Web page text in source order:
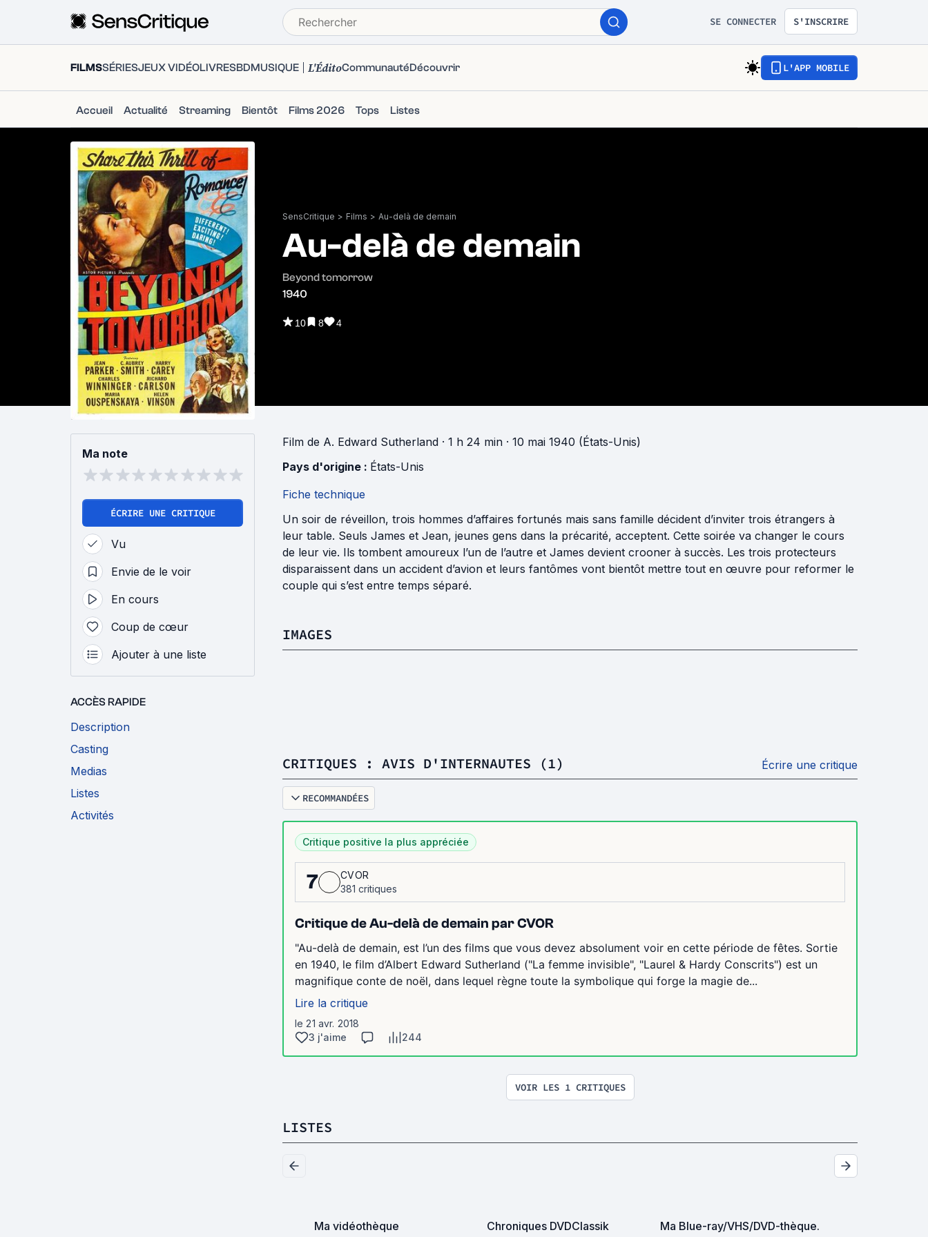
SE CONNECTER S'INSCRIRE
FILMSSÉRIESJEUX VIDÉOLIVRESBDMUSIQUE L'ÉditoCommunautéDécouvrir L'APP MOBILE
Accueil Actualité Streaming Bientôt Films 2026 Tops Listes
SensCritique > Films > Au-delà de demain
Au-delà de demain
Beyond tomorrow
1940
10 8 4
Ma note
ÉCRIRE UNE CRITIQUE
Vu
Envie de le voir
En cours
Coup de cœur
Ajouter à une liste
ACCÈS RAPIDE
Description
Casting
Medias
Listes
Activités
Film de A. Edward Sutherland · 1 h 24 min · 10 mai 1940 (États-Unis)
Pays d'origine : États-Unis
Fiche technique
Un soir de réveillon, trois hommes d’affaires fortunés mais sans famille décident d’inviter trois étrangers à
leur table. Seuls James et Jean, jeunes gens dans la précarité, acceptent. Cette soirée va changer le cours
de leur vie. Ils tombent amoureux l’un de l’autre et James devient crooner à succès. Les trois protecteurs
disparaissent dans un accident d’avion et leurs fantômes vont bientôt mettre tout en œuvre pour reformer le
couple qui s’est entre temps séparé.
IMAGES
CRITIQUES : AVIS D'INTERNAUTES (1) Écrire une critique
RECOMMANDÉES
Critique positive la plus appréciée
7
CVOR
381 critiques
Critique de Au-delà de demain par CVOR
"Au-delà de demain, est l’un des films que vous devez absolument voir en cette période de fêtes. Sortie
en 1940, le film d’Albert Edward Sutherland ("La femme invisible", "Laurel & Hardy Conscrits") est un
magnifique conte de noël, dans lequel règne toute la symbolique qui forge la magie de...
Lire la critique
le 21 avr. 2018
3 j'aime
244
VOIR LES 1 CRITIQUES
LISTES
Ma vidéothèque Chroniques DVDClassik Ma Blue-ray/VHS/DVD-thèque.